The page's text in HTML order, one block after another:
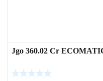
Jgo 360.02 Cr